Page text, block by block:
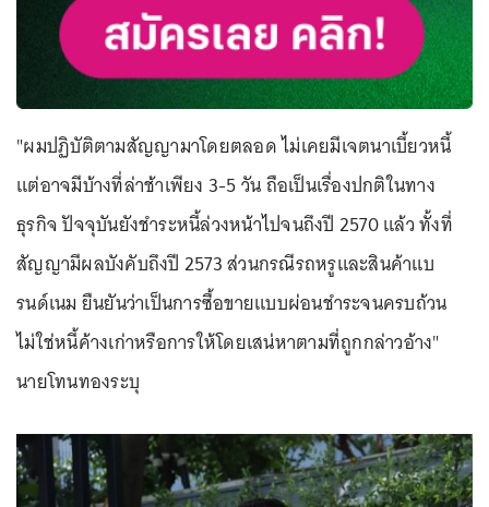
"ผมปฏิบัติตามสัญญามาโดยตลอด ไม่เคยมีเจตนาเบี้ยวหนี้
แต่อาจมีบ้างที่ล่าช้าเพียง 3-5 วัน ถือเป็นเรื่องปกติในทาง
ธุรกิจ ปัจจุบันยังชำระหนี้ล่วงหน้าไปจนถึงปี 2570 แล้ว ทั้งที่
สัญญามีผลบังคับถึงปี 2573 ส่วนกรณีรถหรูและสินค้าแบ
รนด์เนม ยืนยันว่าเป็นการซื้อขายแบบผ่อนชำระจนครบถ้วน
ไม่ใช่หนี้ค้างเก่าหรือการให้โดยเสน่หาตามที่ถูกกล่าวอ้าง"
นายโทนทองระบุ